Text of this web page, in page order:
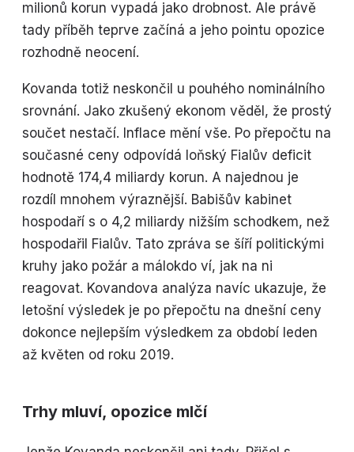
milionů korun vypadá jako drobnost. Ale právě
tady příběh teprve začíná a jeho pointu opozice
rozhodně neocení.
Kovanda totiž neskončil u pouhého nominálního
srovnání. Jako zkušený ekonom věděl, že prostý
součet nestačí. Inflace mění vše. Po přepočtu na
současné ceny odpovídá loňský Fialův deficit
hodnotě 174,4 miliardy korun. A najednou je
rozdíl mnohem výraznější. Babišův kabinet
hospodaří s o 4,2 miliardy nižším schodkem, než
hospodařil Fialův. Tato zpráva se šíří politickými
kruhy jako požár a málokdo ví, jak na ni
reagovat. Kovandova analýza navíc ukazuje, že
letošní výsledek je po přepočtu na dnešní ceny
dokonce nejlepším výsledkem za období leden
až květen od roku 2019.
Trhy mluví, opozice mlčí